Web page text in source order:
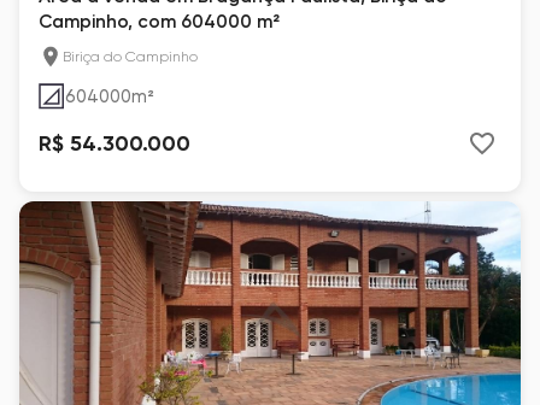
Campinho, com 604000 m²
Biriça do Campinho
604000m²
R$ 54.300.000